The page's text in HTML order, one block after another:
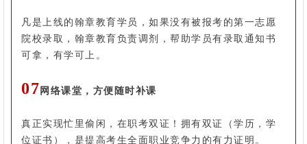
凡是上线的翰章教育学员，如果没有被报考的第一志愿
院校录取，翰章教育负责调剂，帮助学员有录取通知书
可拿，有学可上。
07 网络课堂，方便随时补课
真正实现忙里偷闲，在职考双证！拥有双证（学历，学
位证书），是提高考生全面职业竞争力的有力证明。